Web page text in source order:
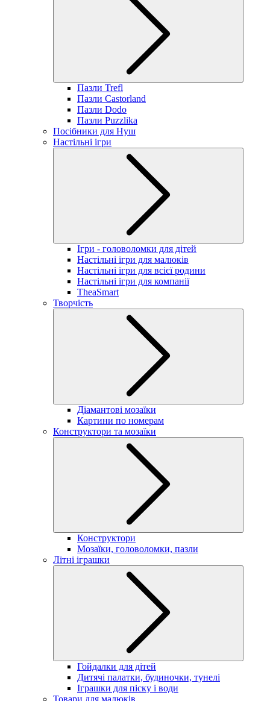
Пазли Trefl
Пазли Castorland
Пазли Dodo
Пазли Puzzlika
Посібники для Нуш
Настільні ігри
Ігри - головоломки для дітей
Настільні ігри для малюків
Настільні ігри для всієї родини
Настільні ігри для компанії
TheaSmart
Творчість
Діамантові мозаїки
Картини по номерам
Конструктори та мозаїки
Конструктори
Мозаїки, головоломки, пазли
Літні іграшки
Гойдалки для дітей
Дитячі палатки, будиночки, тунелі
Іграшки для піску і води
Товари для малюків